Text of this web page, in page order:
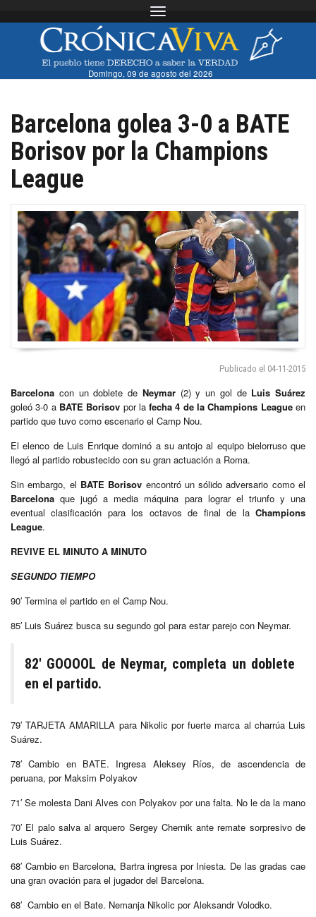
Toggle navigation
Domingo, 09 de agosto del 2026
Barcelona golea 3-0 a BATE
Borisov por la Champions
League
Publicado el 04-11-2015
Barcelona con un doblete de Neymar(2) y un gol deLuis Suárez
goleó 3-0 a BATE Borisov por lafecha 4 de la Champions Leagueen
partido que tuvo como escenario el Camp Nou.
El elenco de Luis Enrique dominó a su antojo al equipo bielorruso que
llegó al partido robustecido con su gran actuación a Roma.
Sin embargo, el BATE Borisov encontró un sólido adversario como el
Barcelona que jugó a media máquina para lograr el triunfo y una
eventual clasificación para los octavos de final de la Champions
League.
REVIVE EL MINUTO A MINUTO
SEGUNDO TIEMPO
90′ Termina el partido en el Camp Nou.
85′ Luis Suárez busca su segundo gol para estar parejo con Neymar.
82′ GOOOOL de Neymar, completa un doblete
en el partido.
79′ TARJETA AMARILLA para Nikolic por fuerte marca al charrúa Luis
Suárez.
78′ Cambio en BATE. Ingresa Aleksey Ríos, de ascendencia de
peruana, por Maksim Polyakov
71′ Se molesta Dani Alves con Polyakov por una falta. No le da la mano
70′ El palo salva al arquero Sergey Chernik ante remate sorpresivo de
Luis Suárez.
68′ Cambio en Barcelona, Bartra ingresa por Iniesta. De las gradas cae
una gran ovación para el jugador del Barcelona.
68′ Cambio en el Bate. Nemanja Nikolic por Aleksandr Volodko.